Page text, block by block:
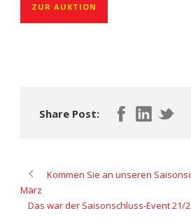
ZUR AUKTION
Share Post:
Kommen Sie an unseren
März
Das war der Saisonschluss-Event 21/